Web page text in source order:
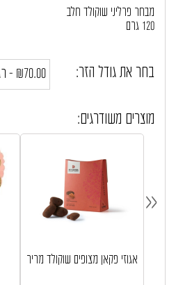
מבחר פרליני שוקולד חלב
120 גרם
בחר את גודל הזר:
מוצרים משודרגים:
אגוזי פקאן מצופים שוקולד מריר
«